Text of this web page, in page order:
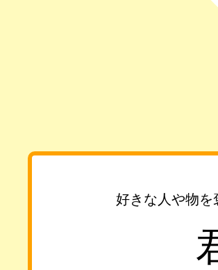
好きな人や物を